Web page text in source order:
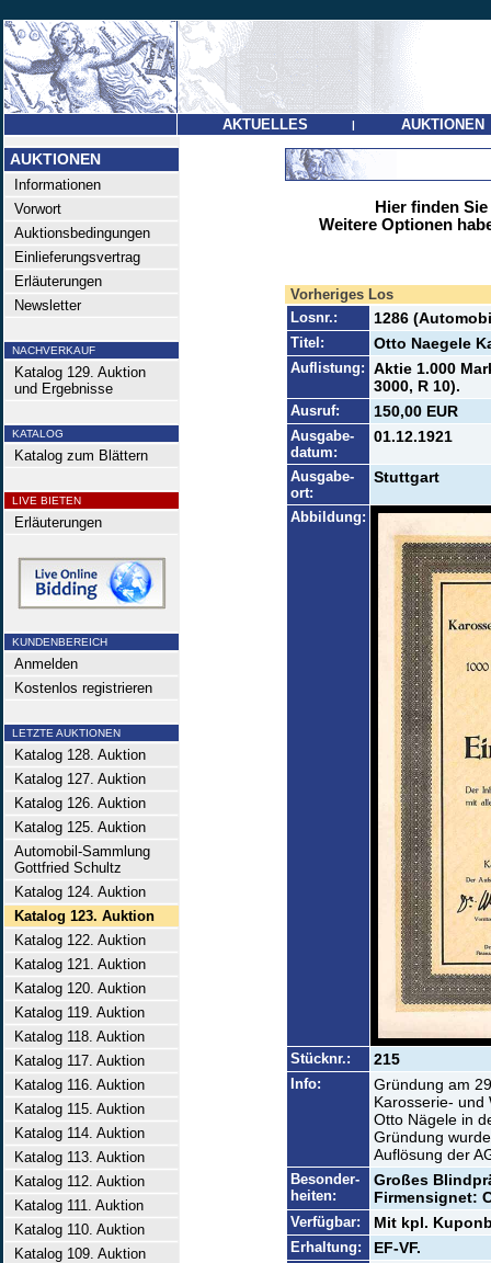
AKTUELLES | AUKTIONEN
AUKTIONEN
Informationen
Vorwort
Auktionsbedingungen
Einlieferungsvertrag
Erläuterungen
Newsletter
NACHVERKAUF
Katalog 129. Auktion
und Ergebnisse
KATALOG
Katalog zum Blättern
LIVE BIETEN
Erläuterungen
KUNDENBEREICH
Anmelden
Kostenlos registrieren
LETZTE AUKTIONEN
Katalog 128. Auktion
Katalog 127. Auktion
Katalog 126. Auktion
Katalog 125. Auktion
Automobil-Sammlung
Gottfried Schultz
Katalog 124. Auktion
Katalog 123. Auktion
Katalog 122. Auktion
Katalog 121. Auktion
Katalog 120. Auktion
Katalog 119. Auktion
Katalog 118. Auktion
Katalog 117. Auktion
Katalog 116. Auktion
Katalog 115. Auktion
Katalog 114. Auktion
Katalog 113. Auktion
Katalog 112. Auktion
Katalog 111. Auktion
Katalog 110. Auktion
Katalog 109. Auktion
Hier finden
Weitere Optionen
Vorheriges Los
Losnr.:
1286
Titel: Otto Naegele
Auflistung: Aktie 1.000
3000, R 10).
Ausruf: 150,00 EUR
Ausgabe-
datum:
01.12.1921
Ausgabe-
ort:
Stuttgart
Abbildung:
Stücknr.: 215
Info:
Gründung am
Karosserie- und
Otto Nägele in
Gründung
Auflösung der
Besonder-
heiten:
Großes
Firmensignet:
Verfügbar: Mit kpl.
Erhaltung: EF-VF.